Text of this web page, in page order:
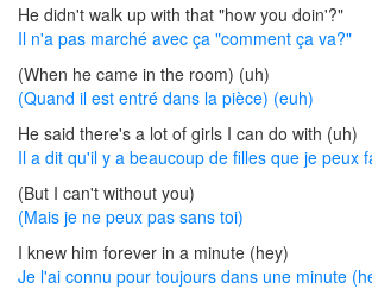
He didn't walk up with that "how you doin'?"
Il n'a pas marché avec ça "comment ça va?"
(When he came in the room) (uh)
(Quand il est entré dans la pièce) (euh)
He said there's a lot of girls I can do with (uh)
Il a dit qu'il y a beaucoup de filles que je peux
(But I can't without you)
(Mais je ne peux pas sans toi)
I knew him forever in a minute (hey)
Je l'ai connu pour toujours dans une minute